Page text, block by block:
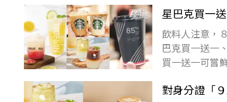
星巴克買一
飲料人注意，
巴克買一送一
買一送一可嘗
對身分證「